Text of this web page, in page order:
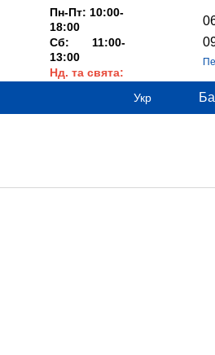
Пн-Пт: 10:00-
18:00
Сб: 11:00-
13:00
Нд. та свята:
Укр